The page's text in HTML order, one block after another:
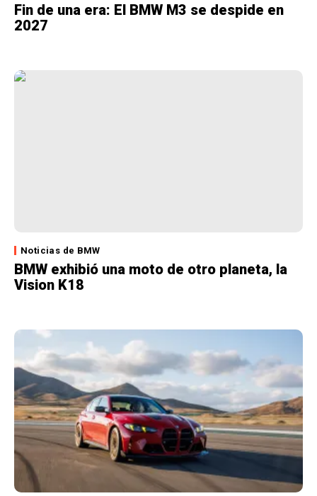
Fin de una era: El BMW M3 se despide en
2027
Noticias de BMW
BMW exhibió una moto de otro planeta, la
Vision K18